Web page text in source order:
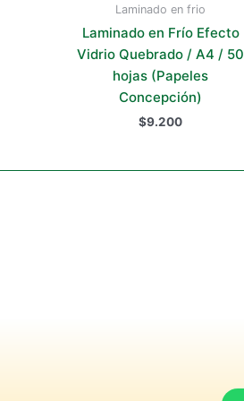
Laminado en frio
Laminado en Frío Efecto
Vidrio Quebrado / A4 / 50
hojas (Papeles
Concepción)
$9.200